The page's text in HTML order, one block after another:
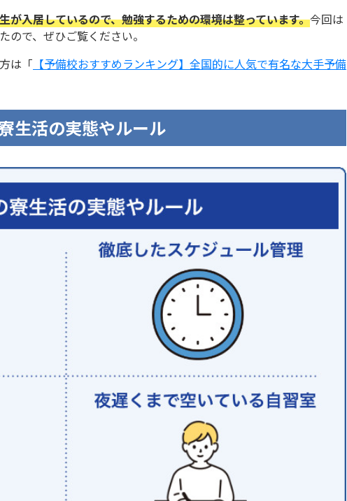
が入居しているので、勉強するための環境は整っています。今回は
ので、ぜひご覧ください。
は「 【予備校おすすめランキング】全国的に人気で有名な大手予備
生活の実態やルール